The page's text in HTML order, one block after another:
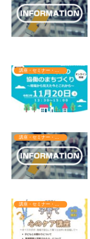
講座・セミナー・表彰
講座・セミナー・表彰